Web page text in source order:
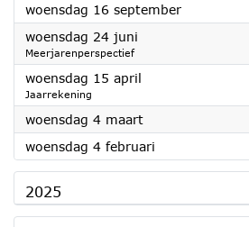
woensdag 16 september2026
woensdag 24 juni
Meerjarenperspectief
woensdag 15 april
Jaarrekening
woensdag 4 maart2026
woensdag 4 februari
2025